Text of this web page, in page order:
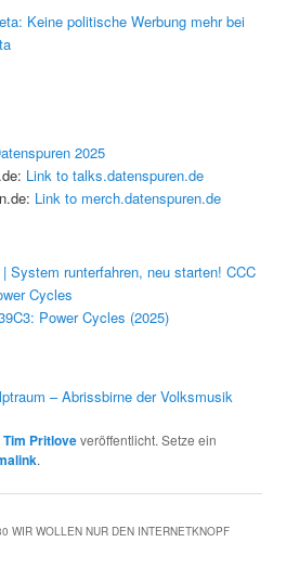
Keine politische Werbung mehr bei
2025
Link to talks.datenspuren.de
Link to merch.datenspuren.de
| System runterfahren, neu starten! CCC
Cycles
Power Cycles (2025)
– Abrissbirne der Volksmusik
Tim Pritloveveröffentlicht. Setze ein
.
WIR WOLLEN NUR DEN INTERNETKNOPF